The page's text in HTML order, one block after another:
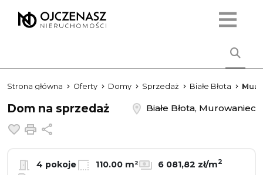
Strona główna Oferty Domy Sprzedaż Białe Błota
Dom na sprzedaż
Białe Błota, Murowaniec
Dodaj do ulubionych
Drukuj
4 pokoje 110.00 m² 6 081,82 zł/m2